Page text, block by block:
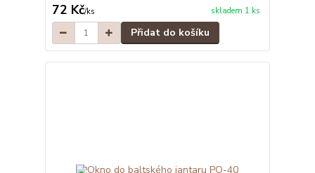
72 Kč/ks skladem 1 ks
Přidat do košíku